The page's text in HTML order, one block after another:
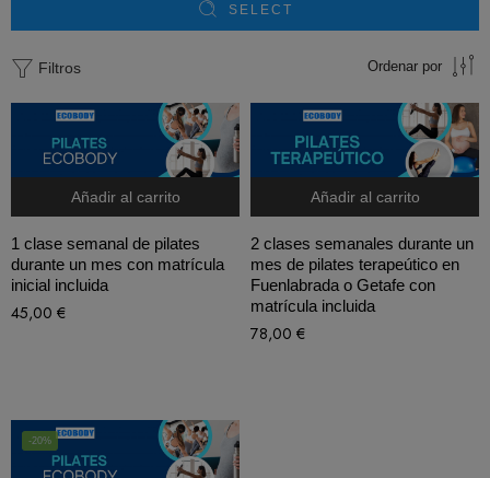
SELECT
Filtros Ordenar por
Añadir al carrito
1 clase semanal de pilates
durante un mes con matrícula
inicial incluida
45,00 €
Añadir al carrito
2 clases semanales durante un
mes de pilates terapeútico en
Fuenlabrada o Getafe con
matrícula incluida
78,00 €
-20%